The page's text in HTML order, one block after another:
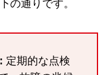
の通りです。
定期的な点検